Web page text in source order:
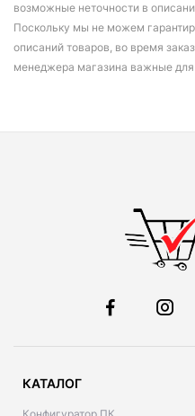
возможные неточности в
Поскольку мы не можем
описаний товаров, во время
менеджера магазина важные
КАТАЛОГ